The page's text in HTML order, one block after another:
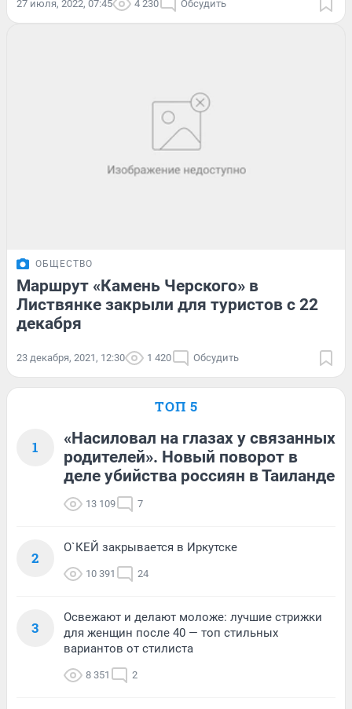
27 июля, 2022, 07:45 4 230 Обсудить
ОБЩЕСТВО
Маршрут «Камень Черского» в
Листвянке закрыли для туристов с 22
декабря
23 декабря, 2021, 12:30 1 420 Обсудить
ТОП 5
1
«Насиловал на глазах у связанных
родителей». Новый поворот в
деле убийства россиян в Таиланде
13 109 7
2
О`КЕЙ закрывается в Иркутске
10 391 24
3
Освежают и делают моложе: лучшие стрижки
для женщин после 40 — топ стильных
вариантов от стилиста
8 351 2